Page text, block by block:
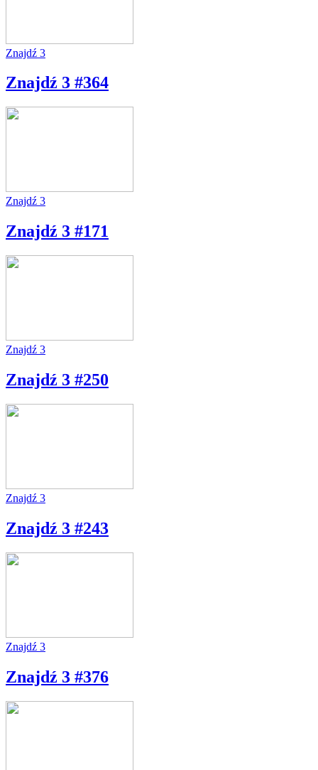
Znajdź 3
Znajdź 3 #364
Znajdź 3
Znajdź 3 #171
Znajdź 3
Znajdź 3 #250
Znajdź 3
Znajdź 3 #243
Znajdź 3
Znajdź 3 #376